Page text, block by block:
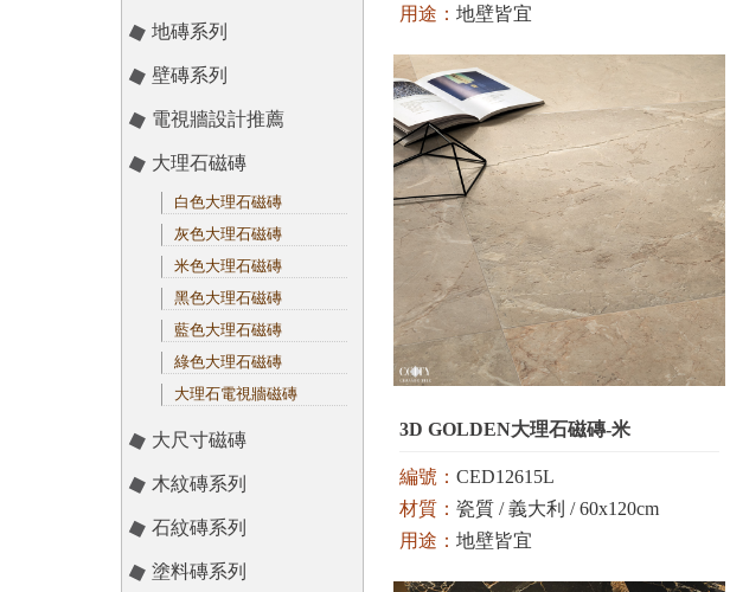
地磚系列
壁磚系列
電視牆設計推薦
大理石磁磚
白色大理石磁磚
灰色大理石磁磚
米色大理石磁磚
黑色大理石磁磚
藍色大理石磁磚
綠色大理石磁磚
大理石電視牆磁磚
大尺寸磁磚
木紋磚系列
石紋磚系列
塗料磚系列
用途： 地壁皆宜
3D GOLDEN大理石磁磚-米
編號： CED12615L
材質： 瓷質 / 義大利 / 60x120cm
用途： 地壁皆宜